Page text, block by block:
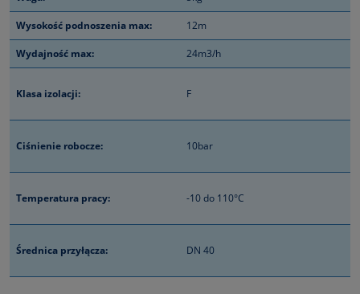
Wysokość podnoszenia max: 12m
Wydajność max: 24m3/h
Klasa izolacji: F
Ciśnienie robocze: 10bar
Temperatura pracy: -10 do 110°C
Średnica przyłącza: DN 40